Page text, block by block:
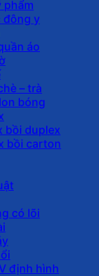
phẩm
đông y
áo
– trà
bóng
bồi duplex
bồi carton
có lõi
định hình